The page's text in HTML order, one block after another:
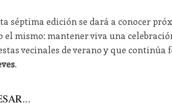
séptima edición se dará a conocer
el mismo: mantener viva una
vecinales de verano y que continúa
.